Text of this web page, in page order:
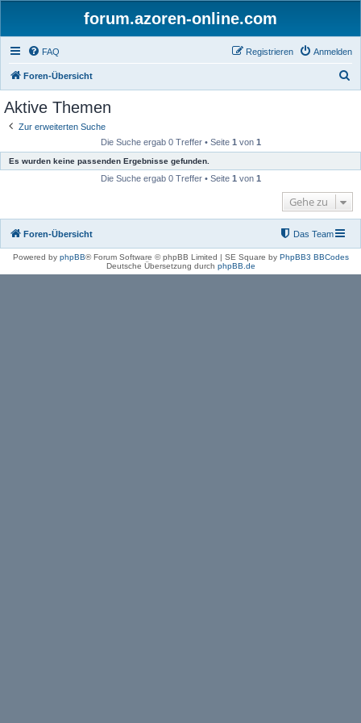
forum.azoren-online.com
FAQ Anmelden
Registrieren
Foren-Übersicht
e
Aktive Themen
Zur erweiterten Suche
Die Suche ergab 0 Treffer • Seite 1 von 1
Es wurden keine passenden Ergebnisse gefunden.
Die Suche ergab 0 Treffer • Seite 1 von 1
Gehe zu
Foren-Übersicht Das Team
Powered by phpBB® Forum Software © phpBB Limited | SE Square by PhpBB3 BBCodes
Deutsche Übersetzung durch phpBB.de